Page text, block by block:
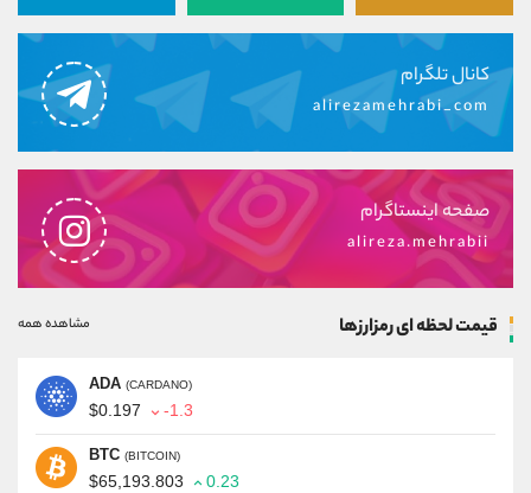
کانال تلگرام
alirezamehrabi_com
صفحه اینستاگرام
alireza.mehrabii
قیمت لحظه ای رمزارزها مشاهده همه
ADA (CARDANO)
$0.197 -1.3
BTC (BITCOIN)
$65,193.803 0.23